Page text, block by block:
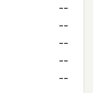
--
--
--
--
--